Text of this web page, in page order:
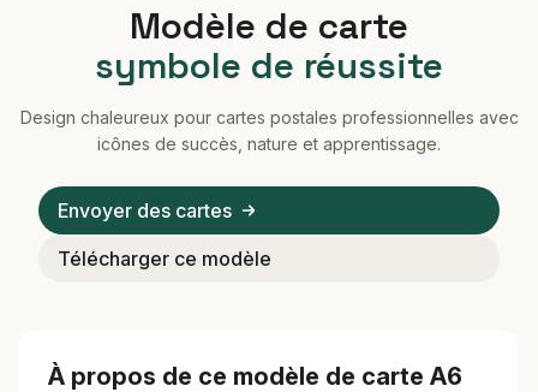
Modèle de carte
symbole de réussite
Design chaleureux pour cartes postales professionnelles avec
icônes de succès, nature et apprentissage.
Envoyer des cartes
Télécharger ce modèle
À propos de ce modèle de carte A6